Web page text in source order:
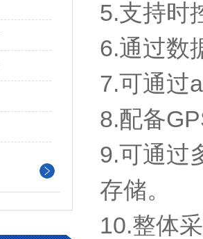
5.支持时
6.通过数
7.可通过
8.配备
9.可通过
存储。
10.整体